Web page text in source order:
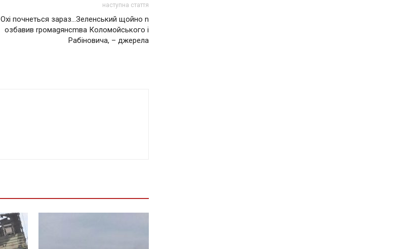
наступна стаття
Охі почнеться зараз…Зеленський щойно n
озбавив rромаgянсmва Коломойського і
Рабіновича, – джерела